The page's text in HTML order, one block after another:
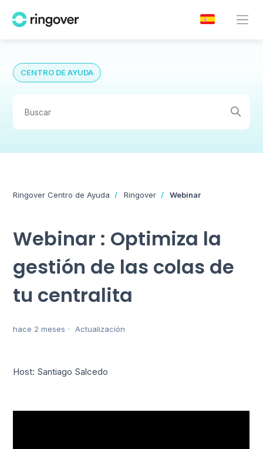
CENTRO DE AYUDA
Ringover Centro de Ayuda Ringover Webinar
Webinar : Optimiza la
gestión de las colas de
tu centralita
hace 2 meses Actualización
Host: Santiago Salcedo